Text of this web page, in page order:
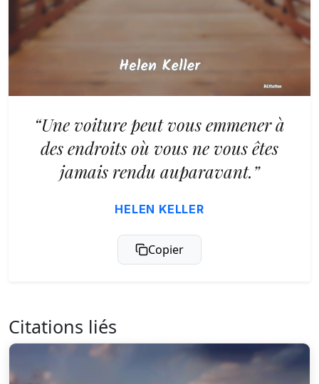
“Une voiture peut vous emmener à
des endroits où vous ne vous êtes
jamais rendu auparavant.”
HELEN KELLER
Copier
Citations liés